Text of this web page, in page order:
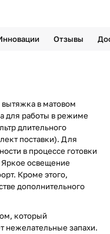
Отзывы
вытяжка в матовом
для работы в режиме
длительного
поставки). Для
в процессе готовки
Яркое освещение
Кроме этого,
дополнительного
который
нежелательные запахи.